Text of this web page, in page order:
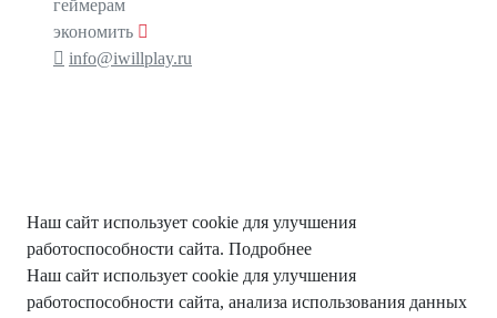
геймерам
экономить
info@iwillplay.ru
Наш сайт использует cookie для улучшения
работоспособности сайта. Подробнее
Наш сайт использует cookie для улучшения
работоспособности сайта, анализа использования данных